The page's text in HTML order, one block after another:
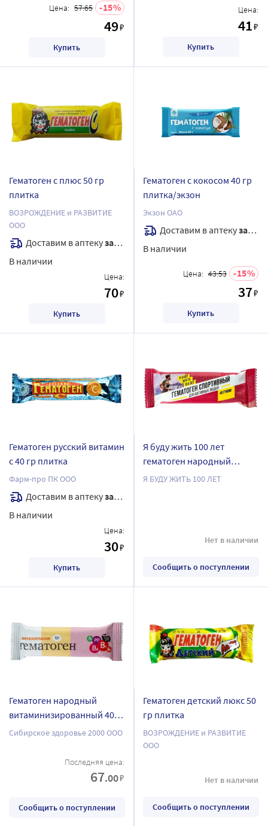
Цена: 57.65 15
49₽
Купить
Цена:
41₽
Купить
Гематоген с плюс 50 гр
плитка
ВОЗРОЖДЕНИЕ и РАЗВИТИЕ
ООО
Доставим в аптекузавтра
В наличии
Цена:
70₽
Купить
Гематоген с кокосом 40 гр
плитка/экзон
Экзон ОАО
Доставим в аптекузавтра
В наличии
Цена: 43.53 15
37₽
Купить
Гематоген русский витамин
с 40 гр плитка
Фарм-про ПК ООО
Доставим в аптекузавтра
В наличии
Цена:
30₽
Купить
Я буду жить 100 лет
гематоген народный
спортивный 40 гр плитка
Я БУДУ ЖИТЬ 100 ЛЕТ
Нет в наличии
Сообщить о поступлении
Гематоген народный
витаминизированный 40
гр плитка
Сибирское здоровье 2000 ООО
Последняя цена:
67.00₽
Сообщить о поступлении
Гематоген детский люкс 50
гр плитка
ВОЗРОЖДЕНИЕ и РАЗВИТИЕ
ООО
Нет в наличии
Сообщить о поступлении